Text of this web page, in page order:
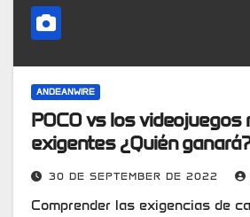
ANDEANWIRE
POCO vs los videojuegos
exigentes ¿Quién ganará?
30 DE SEPTEMBER DE 2022
Comprender las exigencias de